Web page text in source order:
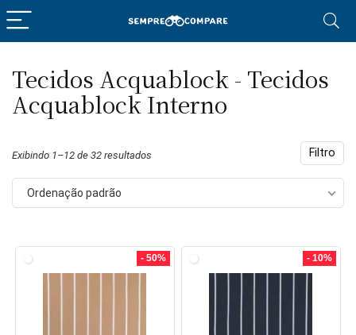
Tecidos Acquablock - Tecidos
Acquablock Interno
Filtro
Exibindo 1–12 de 32 resultados
Ordenação padrão
- 50% - 10%